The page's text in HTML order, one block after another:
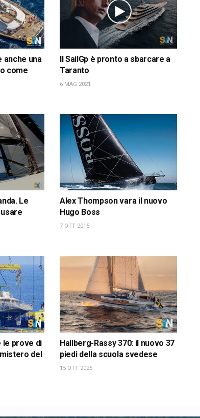
anche una
come
Il SailGp è pronto a sbarcare a
Taranto
6 MAG 2021
Le
Alex Thompson vara il nuovo
Hugo Boss
7 OTT 2015
le prove di
del
Hallberg-Rassy 370: il nuovo 37
piedi della scuola svedese
15 OTT 2025